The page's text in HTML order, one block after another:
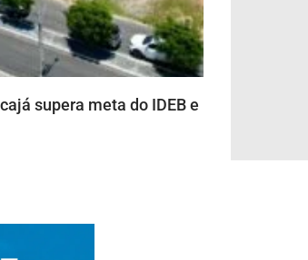
supera meta do IDEB e